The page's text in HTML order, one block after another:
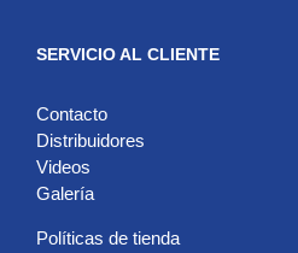
SERVICIO AL CLIENTE
Contacto
Distribuidores
Videos
Galería
Políticas de tienda